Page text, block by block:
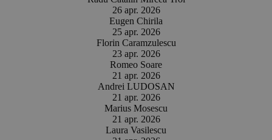
26 apr. 2026
Eugen Chirila
25 apr. 2026
Florin Caramzulescu
23 apr. 2026
Romeo Soare
21 apr. 2026
Andrei LUDOSAN
21 apr. 2026
Marius Mosescu
21 apr. 2026
Laura Vasilescu